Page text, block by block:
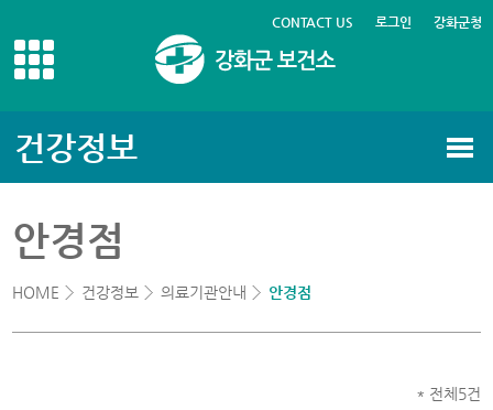
CONTACT US 로그인 강화군청
건강정보
안경점
HOME 건강정보 의료기관안내 안경점
* 전체5건